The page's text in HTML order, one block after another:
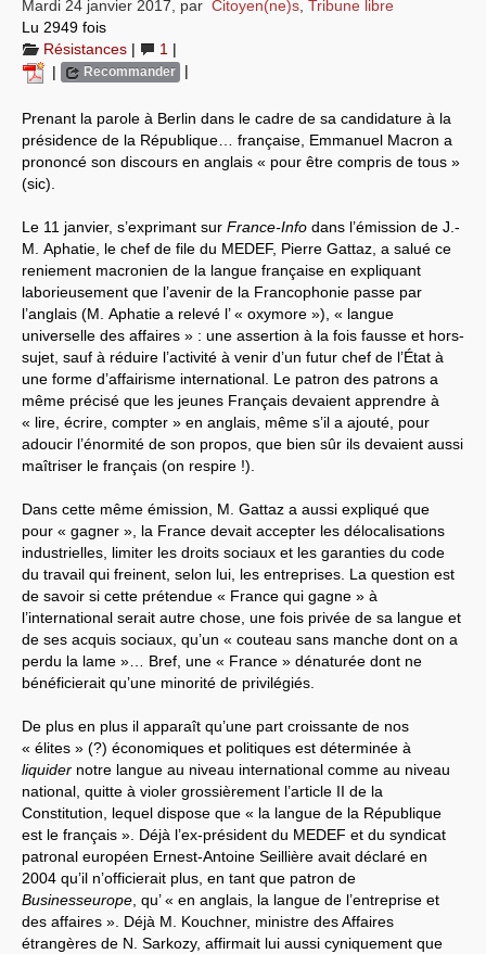
Systèmes & société sous contrôle
Nouvelles de l’antirépublique
Crises "Covid-19 & H1N1"
Guerre en Ukraine
Mardi 24 janvier 2017 par Citoyen(ne)s Tribune libre
Lu 2949 fois
Résistances | 1 |
|
Recommander |
Prenant la parole à Berlin dans le cadre de sa candidature à la
présidence de la République… française, Emmanuel Macron a
prononcé son discours en anglais « pour être compris de tous »
(sic).
Le 11 janvier, s’exprimant sur France-Info dans l’émission de J.-
M. Aphatie, le chef de file du MEDEF, Pierre Gattaz, a salué ce
reniement macronien de la langue française en expliquant
laborieusement que l’avenir de la Francophonie passe par
l’anglais (M. Aphatie a relevé l’ « oxymore »), « langue
universelle des affaires » : une assertion à la fois fausse et hors-
sujet, sauf à réduire l’activité à venir d’un futur chef de l’État à
une forme d’affairisme international. Le patron des patrons a
même précisé que les jeunes Français devaient apprendre à
« lire, écrire, compter » en anglais, même s’il a ajouté, pour
adoucir l’énormité de son propos, que bien sûr ils devaient aussi
maîtriser le français (on respire !).
Dans cette même émission, M. Gattaz a aussi expliqué que
pour « gagner », la France devait accepter les délocalisations
industrielles, limiter les droits sociaux et les garanties du code
du travail qui freinent, selon lui, les entreprises. La question est
de savoir si cette prétendue « France qui gagne » à
l’international serait autre chose, une fois privée de sa langue et
de ses acquis sociaux, qu’un « couteau sans manche dont on a
perdu la lame »… Bref, une « France » dénaturée dont ne
bénéficierait qu’une minorité de privilégiés.
De plus en plus il apparaît qu’une part croissante de nos
« élites » (?) économiques et politiques est déterminée à
liquider notre langue au niveau international comme au niveau
national, quitte à violer grossièrement l’article II de la
Constitution, lequel dispose que « la langue de la République
est le français ». Déjà l’ex-président du MEDEF et du syndicat
patronal européen Ernest-Antoine Seillière avait déclaré en
2004 qu’il n’officierait plus, en tant que patron de
Businesseurope , qu’ « en anglais, la langue de l’entreprise et
des affaires ». Déjà M. Kouchner, ministre des Affaires
étrangères de N. Sarkozy, affirmait lui aussi cyniquement que